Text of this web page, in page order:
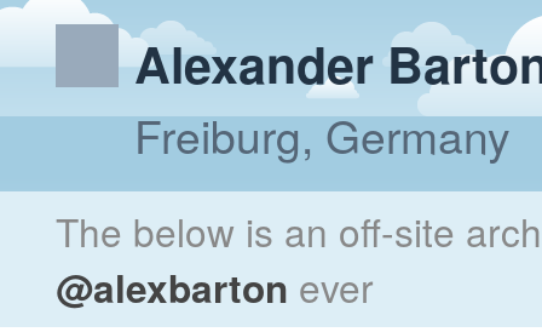
Alexander
Freiburg, Germany
The below is an off-site
@alexbarton ever